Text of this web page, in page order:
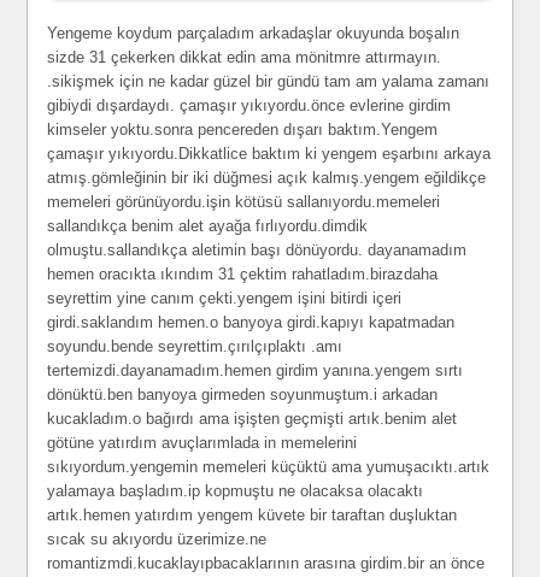
Yengeme koydum parçaladım arkadaşlar okuyunda boşalın
sizde 31 çekerken dikkat edin ama mönitmre attırmayın.
.sikişmek için ne kadar güzel bir gündü tam am yalama zamanı
gibiydi dışardaydı. çamaşır yıkıyordu.önce evlerine girdim
kimseler yoktu.sonra pencereden dışarı baktım.Yengem
çamaşır yıkıyordu.Dikkatlice baktım ki yengem eşarbını arkaya
atmış.gömleğinin bir iki düğmesi açık kalmış.yengem eğildikçe
memeleri görünüyordu.işin kötüsü sallanıyordu.memeleri
sallandıkça benim alet ayağa fırlıyordu.dimdik
olmuştu.sallandıkça aletimin başı dönüyordu. dayanamadım
hemen oracıkta ıkındım 31 çektim rahatladım.birazdaha
seyrettim yine canım çekti.yengem işini bitirdi içeri
girdi.saklandım hemen.o banyoya girdi.kapıyı kapatmadan
soyundu.bende seyrettim.çırılçıplaktı .amı
tertemizdi.dayanamadım.hemen girdim yanına.yengem sırtı
dönüktü.ben banyoya girmeden soyunmuştum.i arkadan
kucakladım.o bağırdı ama işişten geçmişti artık.benim alet
götüne yatırdım avuçlarımlada in memelerini
sıkıyordum.yengemin memeleri küçüktü ama yumuşacıktı.artık
yalamaya başladım.ip kopmuştu ne olacaksa olacaktı
artık.hemen yatırdım yengem küvete bir taraftan duşluktan
sıcak su akıyordu üzerimize.ne
romantizmdi.kucaklayıpbacaklarının arasına girdim.bir an önce